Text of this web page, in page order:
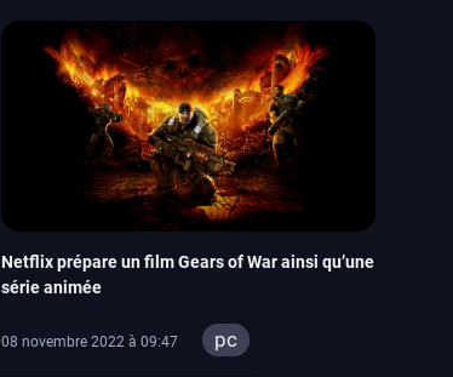
Netflix prépare un film Gears of War ainsi qu’une
série animée
08 novembre 2022 à 09:47
pc